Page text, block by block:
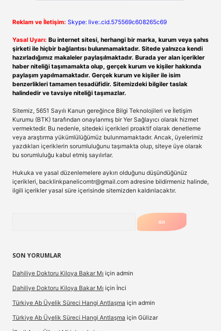
Reklam ve İletişim: Skype: live:.cid.575569c608265c69
Yasal Uyarı: Bu internet sitesi, herhangi bir marka, kurum veya şahıs
şirketi ile hiçbir bağlantısı bulunmamaktadır. Sitede yalnızca kendi
hazırladığımız makaleler paylaşılmaktadır. Burada yer alan içerikler
haber niteliği taşımamakta olup, gerçek kurum ve kişiler hakkında
paylaşım yapılmamaktadır. Gerçek kurum ve kişiler ile isim
benzerlikleri tamamen tesadüfidir. Sitemizdeki bilgiler taslak
halindedir ve tavsiye niteliği taşımazlar.
Sitemiz, 5651 Sayılı Kanun gereğince Bilgi Teknolojileri ve İletişim
Kurumu (BTK) tarafından onaylanmış bir Yer Sağlayıcı olarak hizmet
vermektedir. Bu nedenle, sitedeki içerikleri proaktif olarak denetleme
veya araştırma yükümlülüğümüz bulunmamaktadır. Ancak, üyelerimiz
yazdıkları içeriklerin sorumluluğunu taşımakta olup, siteye üye olarak
bu sorumluluğu kabul etmiş sayılırlar.
Hukuka ve yasal düzenlemelere aykırı olduğunu düşündüğünüz
içerikleri, backlinkpanelicomtr@gmail.com adresine bildirmeniz halinde,
ilgili içerikler yasal süre içerisinde sitemizden kaldırılacaktır.
SON YORUMLAR
Dahiliye Doktoru Kiloya Bakar Mı için admin
Dahiliye Doktoru Kiloya Bakar Mı için İnci
Türkiye Ab Üyelik Süreci Hangi Antlaşma için admin
Türkiye Ab Üyelik Süreci Hangi Antlaşma için Gülizar